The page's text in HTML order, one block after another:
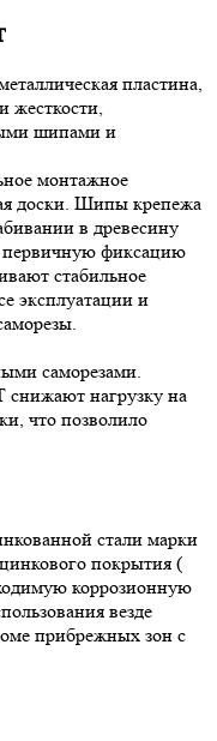
пластина,
жесткости,
шипами и
монтажное
доски. Шипы крепежа
в древесину
первичную фиксацию
стабильное
эксплуатации и
саморезами.
нагрузку на
что позволило
стали марки
покрытия (
коррозионную
везде
прибрежных зон с